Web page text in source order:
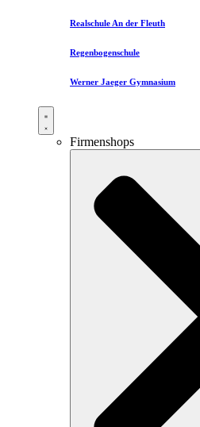
Realschule An der Fleuth
Regenbogenschule
Werner Jaeger Gymnasium
Firmenshops